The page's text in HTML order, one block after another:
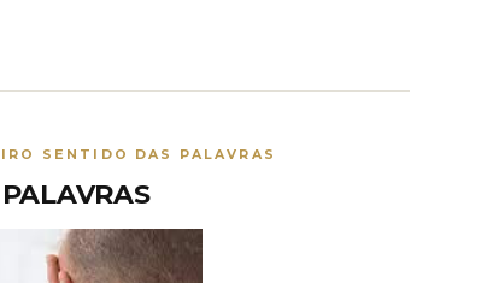
SENTIDO DAS PALAVRAS